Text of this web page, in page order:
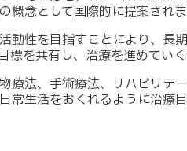
概念として国際的に提案され
動性を目指すことにより、長
標を共有し、治療を進めてい
療法、手術療法、リハビリテ
常生活をおくれるように治療